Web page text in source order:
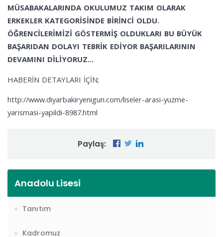
Anadolu Lisesi
Tanıtım
Kadromuz
MÜSABAKALARINDA OKULUMUZ TAKIM OLARAK
ERKEKLER KATEGORİSİNDE BİRİNCİ OLDU.
ÖĞRENCİLERİMİZİ GÖSTERMİŞ OLDUKLARI BU BÜYÜK
BAŞARIDAN DOLAYI TEBRİK EDİYOR BAŞARILARININ
DEVAMINI DİLİYORUZ...
HABERİN DETAYLARI İÇİN;
http://www.diyarbakiryenigun.com/liseler-arasi-yuzme-
yarismasi-yapildi-8987.html
Paylaş: